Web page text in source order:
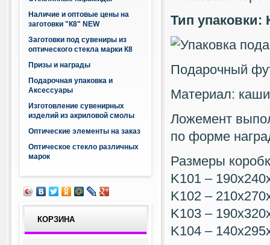
Наличие и оптовые цены на
заготовки "К8" NEW
Заготовки под сувениры из
оптического стекла марки К8
Призы и награды
Подарочная упаковка и
Аксессуары
Изготовление сувенирных
изделий из акриловой смолы
Оптические элементы на заказ
Оптическое стекло различных
марок
КОРЗИНА
Тип упаковки:
Подарочный
Материал:
Ложемент
по форме
Размеры
K101 –
K102 –
K103 –
K104 –